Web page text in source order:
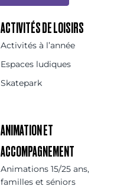
ACTIVITÉS DE LOISIRS
Activités à l’année
Espaces ludiques
Skatepark
ANIMATION ET
ACCOMPAGNEMENT
Animations 15/25 ans,
familles et séniors